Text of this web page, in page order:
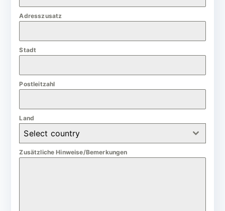
m
a
y
Adresszusatz
Stadt
Postleitzahl
Land
Select country
Zusätzliche Hinweise/Bemerkungen